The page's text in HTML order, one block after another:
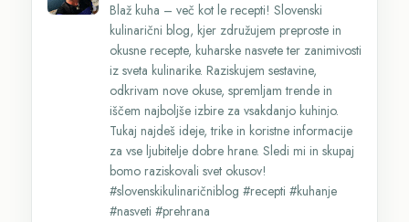
Blaž kuha – več kot le recepti! Slovenski
kulinarični blog, kjer združujem preproste in
okusne recepte, kuharske nasvete ter zanimivosti
iz sveta kulinarike. Raziskujem sestavine,
odkrivam nove okuse, spremljam trende in
iščem najboljše izbire za vsakdanjo kuhinjo.
Tukaj najdeš ideje, trike in koristne informacije
za vse ljubitelje dobre hrane. Sledi mi in skupaj
bomo raziskovali svet okusov!
#slovenskikulinaričniblog #recepti #kuhanje
#nasveti #prehrana